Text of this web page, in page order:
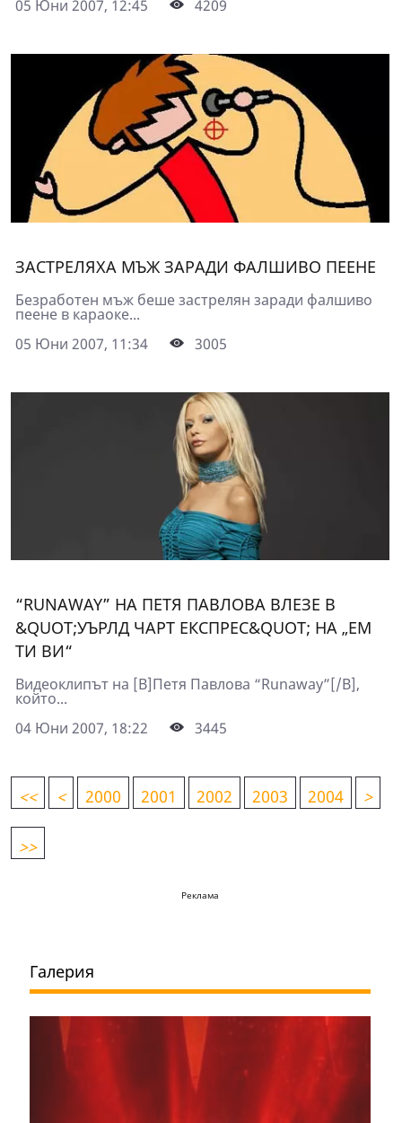
05 Юни 2007, 12:45 4209
ЗАСТРЕЛЯХА МЪЖ ЗАРАДИ ФАЛШИВО ПЕЕНЕ
Безработен мъж беше застрелян заради фалшиво
пеене в караоке...
05 Юни 2007, 11:34
3005
“RUNAWAY” НА ПЕТЯ ПАВЛОВА ВЛЕЗЕ В
&QUOT;УЪРЛД ЧАРТ ЕКСПРЕС&QUOT; НА „ЕМ
ТИ ВИ“
Видеоклипът на [B]Петя Павлова “Runaway”[/B],
който...
04 Юни 2007, 18:22
3445
<< < 2000 2001 2002 2003 2004 >
>>
Реклама
Галерия